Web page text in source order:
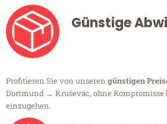
Günstige
Profitieren Sie von unseren günstigen
Dortmund → Kruševac, ohne Kompromisse
einzugehen.